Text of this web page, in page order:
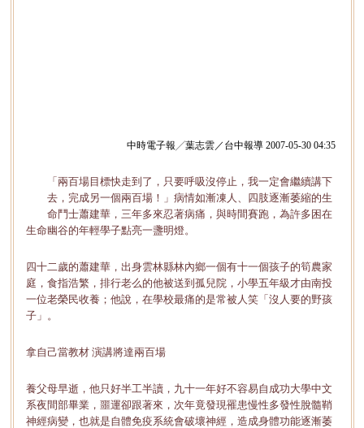
中時電子報╱葉志雲／台中報導 2007-05-30 04:35
「兩百場目標快走到了，只要呼吸沒停止，我一定會繼續講下
去，完成另一個兩百場！」病情如漸凍人、四肢逐漸萎縮的生
命鬥士蕭建華，三年多來忍著病痛，與時間賽跑，為許多困在
生命幽谷的年輕學子點亮一盞明燈。
四十二歲的蕭建華，出身雲林縣林內鄉一個有十一個孩子的筍農家
庭，食指浩繁，排行老么的他被送到孤兒院，小學五年級才由南投
一位老榮民收養；他說，在學校最痛的是常被人笑「沒人要的野孩
子」。
拿自己當教材 演講將達兩百場
養父母早逝，他只好半工半讀，九十一年好不容易自成功大學中文
系夜間部畢業，噩運卻跟著來，次年竟發現罹患慢性多發性脫髓鞘
神經病變，也就是自體免疫系統會破壞神經，造成身體功能逐漸萎